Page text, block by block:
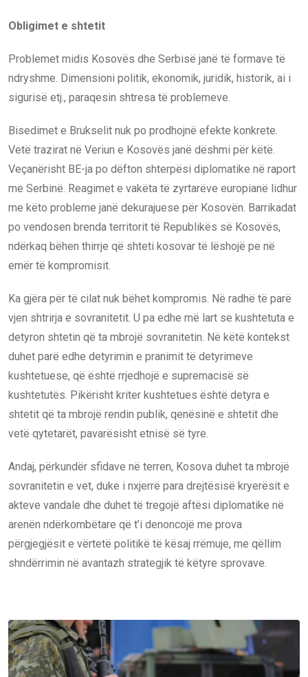
Obligimet e shtetit
Problemet midis Kosovës dhe Serbisë janë të formave të
ndryshme. Dimensioni politik, ekonomik, juridik, historik, ai i
sigurisë etj., paraqesin shtresa të problemeve.
Bisedimet e Brukselit nuk po prodhojnë efekte konkrete.
Vetë trazirat në Veriun e Kosovës janë dëshmi për këtë.
Veçanërisht BE-ja po dëfton shterpësi diplomatike në raport
me Serbinë. Reagimet e vakëta të zyrtarëve europianë lidhur
me këto probleme janë dekurajuese për Kosovën. Barrikadat
po vendosen brenda territorit të Republikës së Kosovës,
ndërkaq bëhen thirrje që shteti kosovar të lëshojë pe në
emër të kompromisit.
Ka gjëra për të cilat nuk bëhet kompromis. Në radhë të parë
vjen shtrirja e sovranitetit. U pa edhe më lart se kushtetuta e
detyron shtetin që ta mbrojë sovranitetin. Në këtë kontekst
duhet parë edhe detyrimin e pranimit të detyrimeve
kushtetuese, që është rrjedhojë e supremacisë së
kushtetutës. Pikërisht kriter kushtetues është detyra e
shtetit që ta mbrojë rendin publik, qenësinë e shtetit dhe
vetë qytetarët, pavarësisht etnisë së tyre.
Andaj, përkundër sfidave në terren, Kosova duhet ta mbrojë
sovranitetin e vet, duke i nxjerrë para drejtësisë kryerësit e
akteve vandale dhe duhet të tregojë aftësi diplomatike në
arenën ndërkombëtare që t’i denoncojë me prova
përgjegjësit e vërtetë politikë të kësaj rrëmuje, me qëllim
shndërrimin në avantazh strategjik të këtyre sprovave.